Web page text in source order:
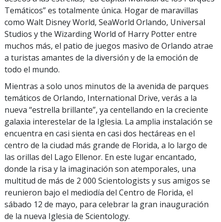
Temáticos” es totalmente única. Hogar de maravillas
como Walt Disney World, SeaWorld Orlando, Universal
Studios y the Wizarding World of Harry Potter entre
muchos más, el patio de juegos masivo de Orlando atrae
a turistas amantes de la diversión y de la emoción de
todo el mundo.
Mientras a solo unos minutos de la avenida de parques
temáticos de Orlando, International Drive, verás a la
nueva “estrella brillante”, ya centellando en la creciente
galaxia interestelar de la Iglesia. La amplia instalación se
encuentra en casi sienta en casi dos hectáreas en el
centro de la ciudad más grande de Florida, a lo largo de
las orillas del Lago Ellenor. En este lugar encantado,
donde la risa y la imaginación son atemporales, una
multitud de más de 2 000 Scientologists y sus amigos se
reunieron bajo el mediodía del Centro de Florida, el
sábado 12 de mayo, para celebrar la gran inauguración
de la nueva Iglesia de Scientology.